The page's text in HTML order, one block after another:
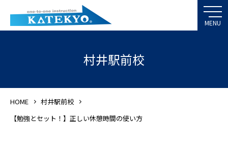
村井駅前校
HOME
村井駅前校
【勉強とセット！】正しい休憩時間の使い方